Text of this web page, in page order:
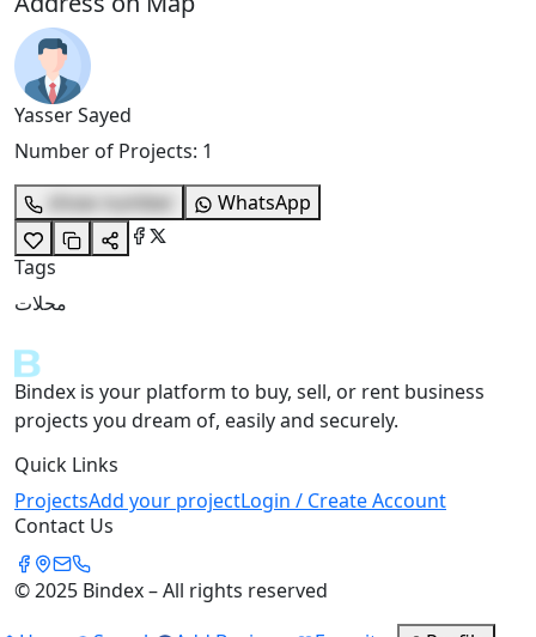
Yasser Sayed
Number of Projects: 1
show number
WhatsApp
Tags
محلات
Bindex is your platform to buy, sell, or rent business
projects you dream of, easily and securely.
Quick Links
ProjectsAdd your projectLogin / Create Account
Contact Us
© 2025 Bindex – All rights reserved